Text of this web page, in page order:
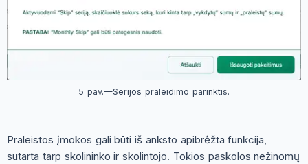
5 pav.—Serijos praleidimo parinktis.
Praleistos įmokos gali būti iš anksto apibrėžta funkcija,
sutarta tarp skolininko ir skolintojo. Tokios paskolos nežinomų